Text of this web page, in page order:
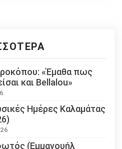
«Έμαθα πως
και Bellalou»
Ημέρες Καλαμάτας
(Εμμανουήλ